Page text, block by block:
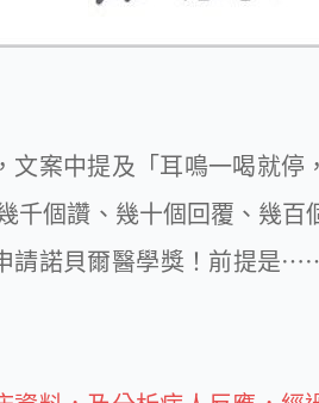
案中提及「耳鳴一喝就停
個讚、幾十個回覆、幾百
請諾貝爾醫學獎！前提是